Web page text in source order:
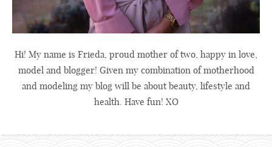
Hi! My name is Frieda, proud mother of two, happy in love,
model and blogger! Given my combination of motherhood
and modeling my blog will be about beauty, lifestyle and
health. Have fun! XO